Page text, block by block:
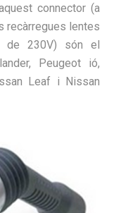
connector (a
recàrregues lentes
de 230V) són el
Peugeot ió,
Leaf i Nissan